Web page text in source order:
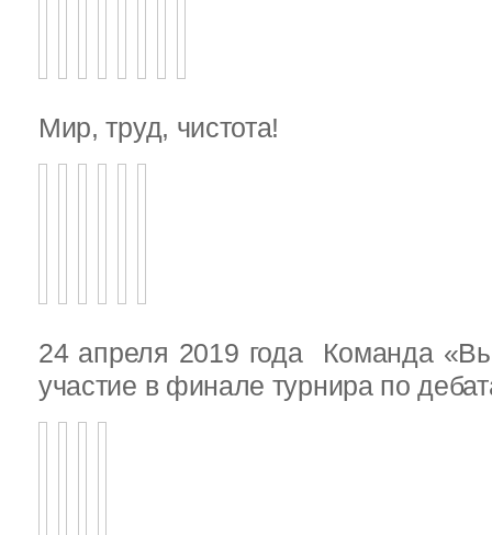
Мир, труд, чистота!
24 апреля 2019 года Команда
участие в финале турнира по